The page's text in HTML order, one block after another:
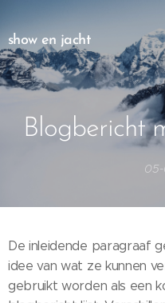
show en jacht
Blogbericht
De inleidende paragraaf
idee van wat ze kunnen
gebruikt worden als een